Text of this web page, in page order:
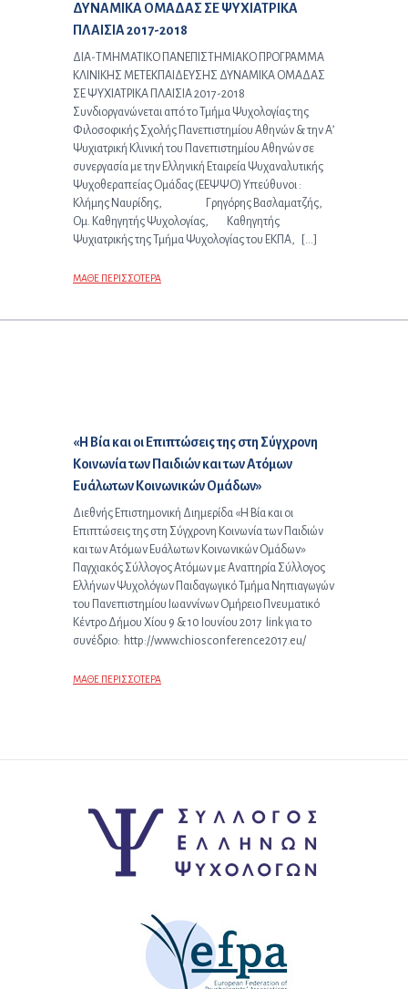
ΔΥΝΑΜΙΚΑ ΟΜΑΔΑΣ ΣΕ ΨΥΧΙΑΤΡΙΚΑ
ΠΛΑΙΣΙΑ 2017-2018
ΔΙΑ-ΤΜΗΜΑΤΙΚΟ ΠΑΝΕΠΙΣΤΗΜΙΑΚΟ ΠΡΟΓΡΑΜΜΑ
ΚΛΙΝΙΚΗΣ ΜΕΤΕΚΠΑΙΔΕΥΣΗΣ ΔΥΝΑΜΙΚΑ ΟΜΑΔΑΣ
ΣΕ ΨΥΧΙΑΤΡΙΚΑ ΠΛΑΙΣΙΑ 2017-2018
Συνδιοργανώνεται από το Τμήμα Ψυχολογίας της
Φιλοσοφικής Σχολής Πανεπιστημίου Αθηνών & την Α’
Ψυχιατρική Κλινική του Πανεπιστημίου Αθηνών σε
συνεργασία με την Ελληνική Εταιρεία Ψυχαναλυτικής
Ψυχοθεραπείας Ομάδας (ΕΕΨΨΟ) Υπεύθυνοι :
Κλήμης Ναυρίδης, Γρηγόρης Βασλαματζής,
Ομ. Καθηγητής Ψυχολογίας, Καθηγητής
Ψυχιατρικής της Τμήμα Ψυχολογίας του ΕΚΠΑ, […]
ΜΑΘΕ ΠΕΡΙΣΣΟΤΕΡΑ
Επόμενο άρθρο:
«Η Βία και οι Επιπτώσεις της στη Σύγχρονη
Κοινωνία των Παιδιών και των Ατόμων
Ευάλωτων Κοινωνικών Ομάδων»
Διεθνής Επιστημονική Διημερίδα «Η Βία και οι
Επιπτώσεις της στη Σύγχρονη Κοινωνία των Παιδιών
και των Ατόμων Ευάλωτων Κοινωνικών Ομάδων»
Παγχιακός Σύλλογος Ατόμων με Αναπηρία Σύλλογος
Ελλήνων Ψυχολόγων Παιδαγωγικό Τμήμα Νηπιαγωγών
του Πανεπιστημίου Ιωαννίνων Ομήρειο Πνευματικό
Κέντρο Δήμου Χίου 9 & 10 Ιουνίου 2017 link για το
συνέδριο: http://www.chiosconference2017.eu/
ΜΑΘΕ ΠΕΡΙΣΣΟΤΕΡΑ